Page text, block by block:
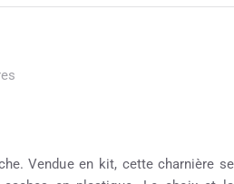
Vendue en kit, cette charnière se